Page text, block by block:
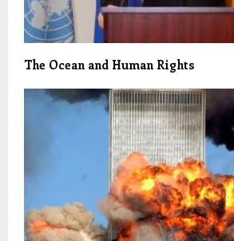
The Ocean and Human Rights